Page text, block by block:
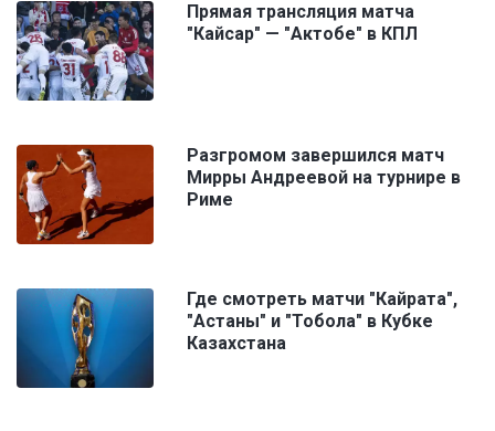
Прямая трансляция матча
"Кайсар" — "Актобе" в КПЛ
Разгромом завершился матч
Мирры Андреевой на турнире в
Риме
Где смотреть матчи "Кайрата",
"Астаны" и "Тобола" в Кубке
Казахстана